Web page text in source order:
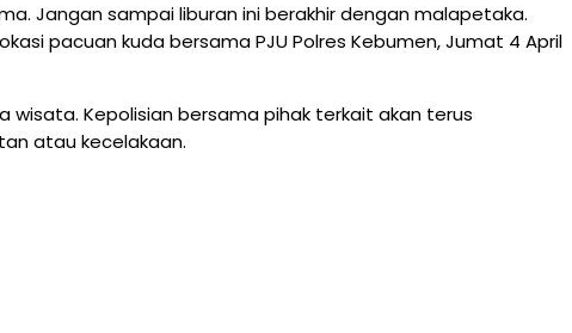
Jangan sampai liburan ini berakhir dengan malapetaka.
pacuan kuda bersama PJU Polres Kebumen, Jumat 4 April
Kepolisian bersama pihak terkait akan terus
atau kecelakaan.